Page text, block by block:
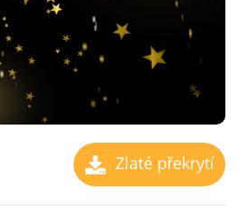
Zlaté překrytí